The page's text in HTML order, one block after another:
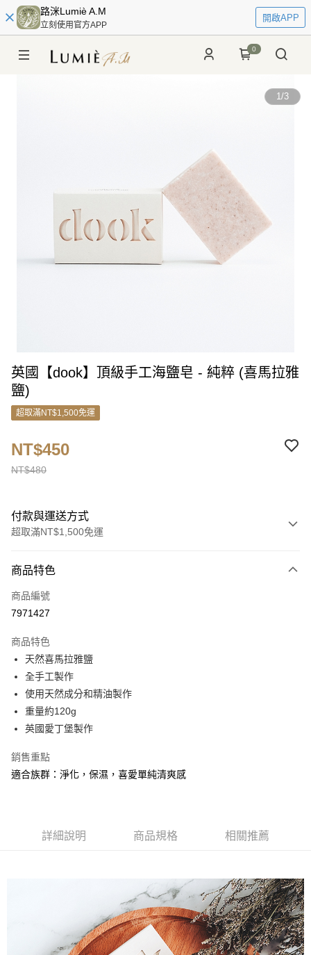
路洣Lumiè A.M
立刻使用官方APP
開啟APP
0
1/3
英國【dook】頂級手工海鹽皂 - 純粹 (喜馬拉雅
鹽)
超取滿NT$1,500免運
NT$480
NT$450
付款與運送方式
超取滿NT$1,500免運
信用卡一次付款
超商取貨付款
Apple Pay
悠遊付
ATM付款
全家取貨付款
每筆NT$60，滿NT$1,500(含以上)免運費
每筆NT$60，滿NT$1,500(含以上)免運費
商品特色
商品編號
7971427
商品特色
天然喜馬拉雅鹽
全手工製作
使用天然成分和精油製作
重量約120g
英國愛丁堡製作
銷售重點
適合族群：淨化，保濕，喜愛單純清爽感
詳細說明 商品規格 相關推薦